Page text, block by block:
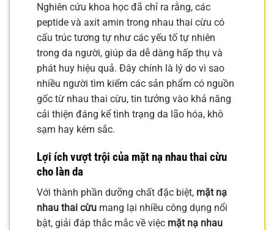
Nghiên cứu khoa học đã chỉ ra rằng, các
peptide và axit amin trong nhau thai cừu có
cấu trúc tương tự như các yếu tố tự nhiên
trong da người, giúp da dễ dàng hấp thụ và
phát huy hiệu quả. Đây chính là lý do vì sao
nhiều người tìm kiếm các sản phẩm có nguồn
gốc từ nhau thai cừu, tin tưởng vào khả năng
cải thiện đáng kể tình trạng da lão hóa, khô
sạm hay kém sắc.
Lợi ích vượt trội của mặt nạ nhau thai cừu
cho làn da
Với thành phần dưỡng chất đặc biệt, mặt nạ
nhau thai cừu mang lại nhiều công dụng nổi
bật, giải đáp thắc mắc về việc mặt nạ nhau